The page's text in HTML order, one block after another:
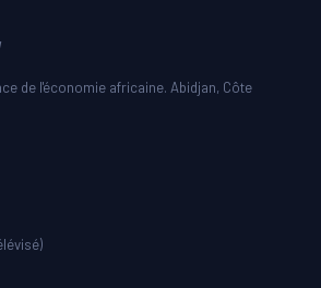
de l'économie africaine. Abidjan, Côte